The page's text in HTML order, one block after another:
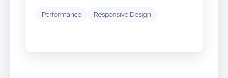
Performance Responsive Design